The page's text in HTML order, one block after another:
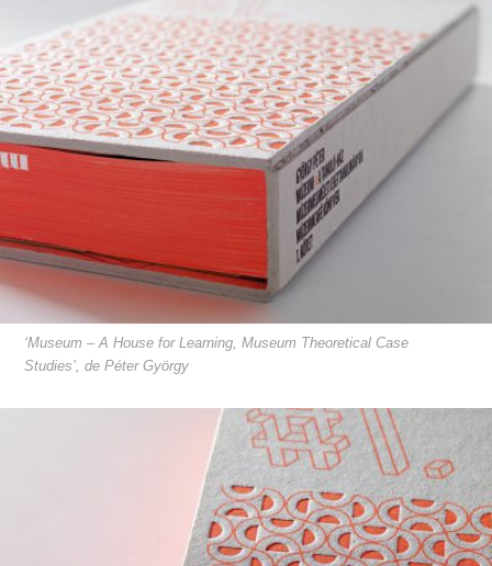
‘Museum – A House for Learning, Museum Theoretical Case
Studies’, de Péter György